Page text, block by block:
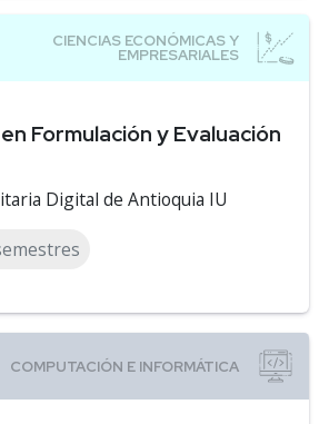
Formulación y Evaluación
Digital de Antioquia IU